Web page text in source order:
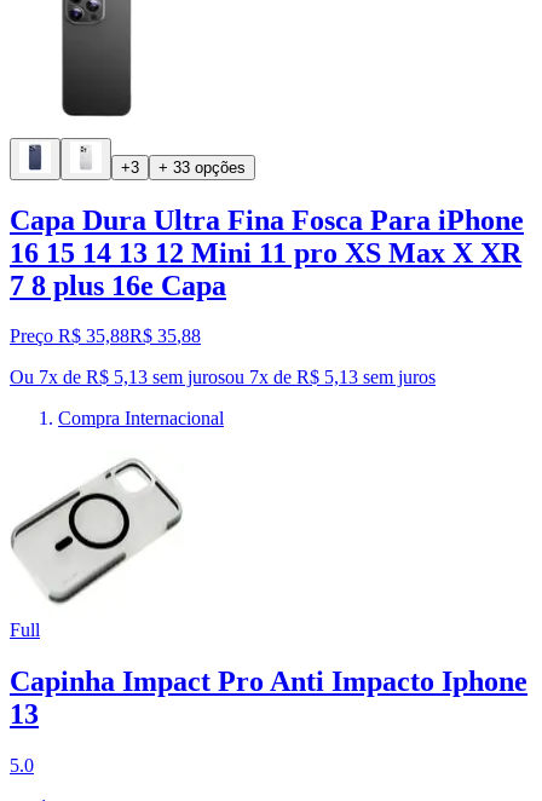
+3 + 33 opções
Capa Dura Ultra Fina Fosca Para iPhone
16 15 14 13 12 Mini 11 pro XS Max X XR
7 8 plus 16e Capa
Preço R$ 35,88R$ 35,88
Ou 7x de R$ 5,13 sem jurosou 7x de R$ 5,13 sem juros
Compra Internacional
Full
Capinha Impact Pro Anti Impacto Iphone
13
5.0